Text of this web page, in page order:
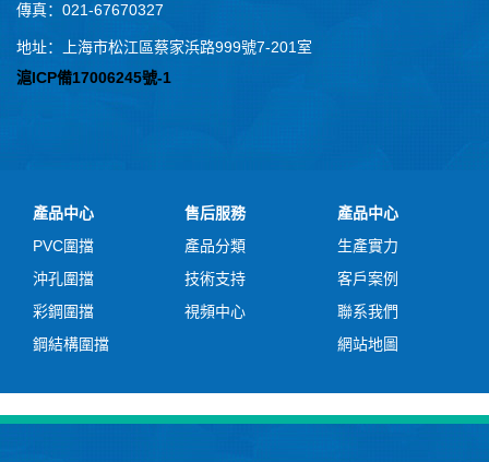
傳真：021-67670327
地址：上海市松江區蔡家浜路999號7-201室
滬ICP備17006245號-1
產品中心
PVC圍擋
沖孔圍擋
彩鋼圍擋
鋼結構圍擋
售后服務
產品分類
技術支持
視頻中心
產品中心
生產實力
客戶案例
聯系我們
網站地圖